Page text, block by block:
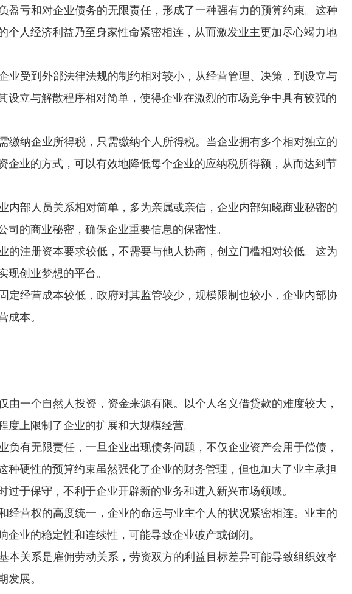
盈亏和对企业债务的无限责任，形成了一种强有力的预算约束。这种
个人经济利益乃至身家性命紧密相连，从而激发业主更加尽心竭力地
业受到外部法律法规的制约相对较小，从经营管理、决策，到设立与
设立与解散程序相对简单，使得企业在激烈的市场竞争中具有较强的
缴纳企业所得税，只需缴纳个人所得税。当企业拥有多个相对独立的
企业的方式，可以有效地降低每个企业的应纳税所得额，从而达到节
内部人员关系相对简单，多为亲属或亲信，企业内部知晓商业秘密的
司的商业秘密，确保企业重要信息的保密性。
的注册资本要求较低，不需要与他人协商，创立门槛相对较低。这为
现创业梦想的平台。
定经营成本较低，政府对其监管较少，规模限制也较小，企业内部协
成本。
由一个自然人投资，资金来源有限。以个人名义借贷款的难度较大，
上限制了企业的扩展和大规模经营。
负有无限责任，一旦企业出现债务问题，不仅企业资产会用于偿债，
种硬性的预算约束虽然强化了企业的财务管理，但也加大了业主承担
过于保守，不利于企业开辟新的业务和进入新兴市场领域。
经营权的高度统一，企业的命运与业主个人的状况紧密相连。业主的
业的稳定性和连续性，可能导致企业破产或倒闭。
本关系是雇佣劳动关系，劳资双方的利益目标差异可能导致组织效率
发展。